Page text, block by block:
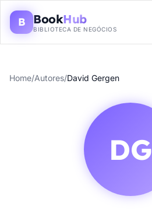
B BookHub
BIBLIOTECA DE NEGÓCIOS
Home/Autores/David Gergen
DG